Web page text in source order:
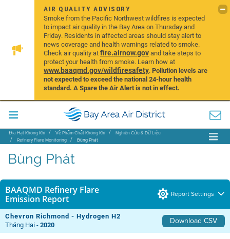
AIR QUALITY ADVISORY
Smoke from the Pacific Northwest wildfires is expected
to impact air quality in the Bay Area on Thursday and
Friday. Residents in affected areas should stay alert to
news coverage and health warnings related to smoke.
Check air quality atfire.airnow.govand take steps to
protect your health from smoke. Learn how at
www.baaqmd.gov/wildfiresafety.Pollution levels are
not expected to exceed the national 24-hour health
standard. A Spare the Air Alert is not in effect.
Địa Hạt Không Khí Về Phẩm Chất Không Khí
Nghiên Cứu & Dữ Liệu
Refinery Flare Monitoring
Bùng Phát
Bùng Phát
BAAQMD Refinery Flare
Emission Report
Report Settings
Chevron Richmond - Hydrogen H2 Download CSV
Tháng Hai -2020